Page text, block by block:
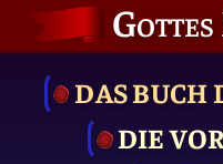
Gottes
DAS BUCH
DIE